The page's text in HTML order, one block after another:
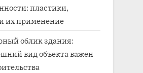
пластики,
их применение
облик здания:
вид объекта важен